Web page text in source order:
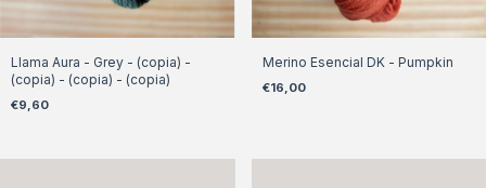
Llama Aura - Grey - (copia) -
(copia) - (copia) - (copia)
€9,60
Merino Esencial DK - Pumpkin
€16,00